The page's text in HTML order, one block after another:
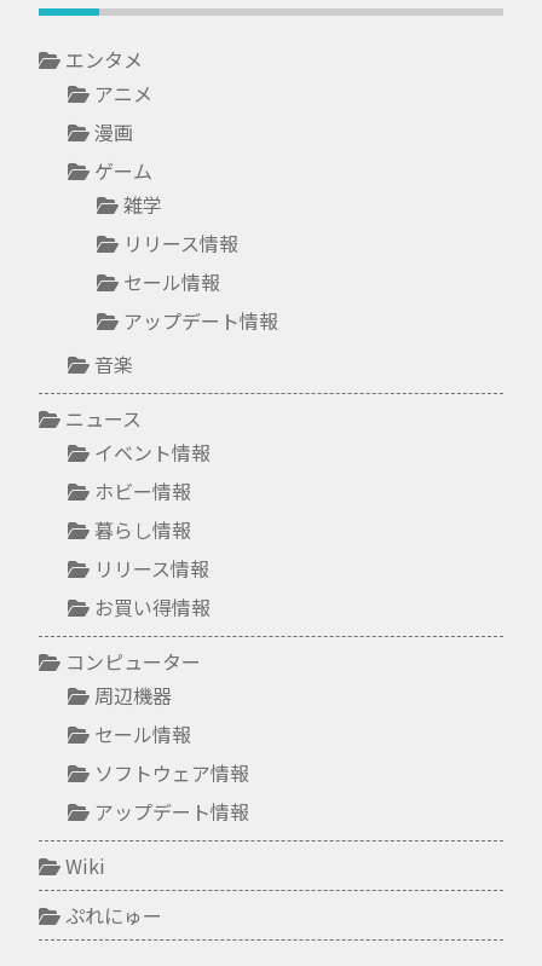
エンタメ
アニメ
漫画
ゲーム
雑学
リリース情報
セール情報
アップデート情報
音楽
ニュース
イベント情報
ホビー情報
暮らし情報
リリース情報
お買い得情報
コンピューター
周辺機器
セール情報
ソフトウェア情報
アップデート情報
Wiki
ぷれにゅー